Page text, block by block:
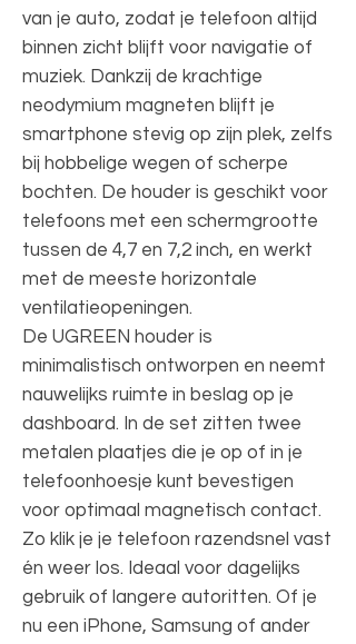
van je auto, zodat je telefoon altijd
binnen zicht blijft voor navigatie of
muziek. Dankzij de krachtige
neodymium magneten blijft je
smartphone stevig op zijn plek, zelfs
bij hobbelige wegen of scherpe
bochten. De houder is geschikt voor
telefoons met een schermgrootte
tussen de 4,7 en 7,2 inch, en werkt
met de meeste horizontale
ventilatieopeningen.
De UGREEN houder is
minimalistisch ontworpen en neemt
nauwelijks ruimte in beslag op je
dashboard. In de set zitten twee
metalen plaatjes die je op of in je
telefoonhoesje kunt bevestigen
voor optimaal magnetisch contact.
Zo klik je je telefoon razendsnel vast
én weer los. Ideaal voor dagelijks
gebruik of langere autoritten. Of je
nu een iPhone, Samsung of ander